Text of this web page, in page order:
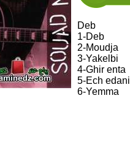
Deb
1-Deb
2-Moudja
3-Yakelbi
4-Ghir enta
5-Ech edani
6-Yemma